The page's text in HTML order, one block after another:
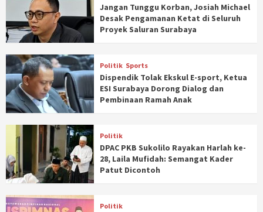
Jangan Tunggu Korban, Josiah Michael
Desak Pengamanan Ketat di Seluruh
Proyek Saluran Surabaya
Politik Sports
Dispendik Tolak Ekskul E-sport, Ketua
ESI Surabaya Dorong Dialog dan
Pembinaan Ramah Anak
Politik
DPAC PKB Sukolilo Rayakan Harlah ke-
28, Laila Mufidah: Semangat Kader
Patut Dicontoh
Politik